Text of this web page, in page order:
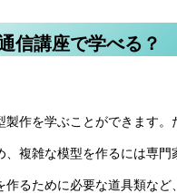
信講座で学べる？
製作を学ぶことができます
複雑な模型を作るには専
るために必要な道具類な